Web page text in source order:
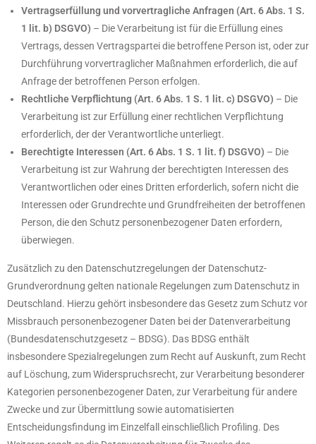
Vertragserfüllung und vorvertragliche Anfragen (Art. 6 Abs. 1 S.
1 lit. b) DSGVO) – Die Verarbeitung ist für die Erfüllung eines
Vertrags, dessen Vertragspartei die betroffene Person ist, oder zur
Durchführung vorvertraglicher Maßnahmen erforderlich, die auf
Anfrage der betroffenen Person erfolgen.
Rechtliche Verpflichtung (Art. 6 Abs. 1 S. 1 lit. c) DSGVO) – Die
Verarbeitung ist zur Erfüllung einer rechtlichen Verpflichtung
erforderlich, der der Verantwortliche unterliegt.
Berechtigte Interessen (Art. 6 Abs. 1 S. 1 lit. f) DSGVO) – Die
Verarbeitung ist zur Wahrung der berechtigten Interessen des
Verantwortlichen oder eines Dritten erforderlich, sofern nicht die
Interessen oder Grundrechte und Grundfreiheiten der betroffenen
Person, die den Schutz personenbezogener Daten erfordern,
überwiegen.
Zusätzlich zu den Datenschutzregelungen der Datenschutz-
Grundverordnung gelten nationale Regelungen zum Datenschutz in
Deutschland. Hierzu gehört insbesondere das Gesetz zum Schutz vor
Missbrauch personenbezogener Daten bei der Datenverarbeitung
(Bundesdatenschutzgesetz – BDSG). Das BDSG enthält
insbesondere Spezialregelungen zum Recht auf Auskunft, zum Recht
auf Löschung, zum Widerspruchsrecht, zur Verarbeitung besonderer
Kategorien personenbezogener Daten, zur Verarbeitung für andere
Zwecke und zur Übermittlung sowie automatisierten
Entscheidungsfindung im Einzelfall einschließlich Profiling. Des